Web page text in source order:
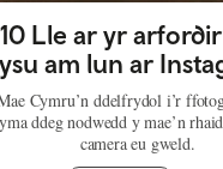
10 Lle ar yr arfordir
ysu am lun ar
Cymru’n ddelfrydol i’r
ddeg nodwedd y mae’n
camera eu gweld.